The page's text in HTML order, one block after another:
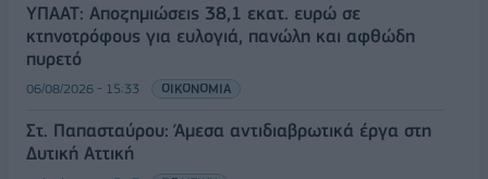
ΥΠΑΑΤ: Αποζημιώσεις 38,1 εκατ. ευρώ σε
κτηνοτρόφους για ευλογιά, πανώλη και αφθώδη
πυρετό
06/08/2026 - 15:33 ΟΙΚΟΝΟΜΙΑ
Στ. Παπασταύρου: Άμεσα αντιδιαβρωτικά έργα στη
Δυτική Αττική